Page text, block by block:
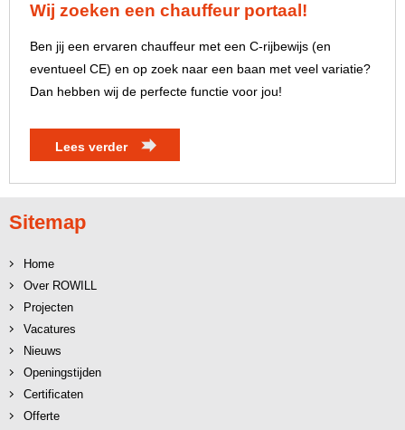
Wij zoeken een chauffeur portaal!
Ben jij een ervaren chauffeur met een C-rijbewijs (en
eventueel CE) en op zoek naar een baan met veel variatie?
Dan hebben wij de perfecte functie voor jou!
Lees verder
Sitemap
Home
Over ROWILL
Projecten
Vacatures
Nieuws
Openingstijden
Certificaten
Offerte